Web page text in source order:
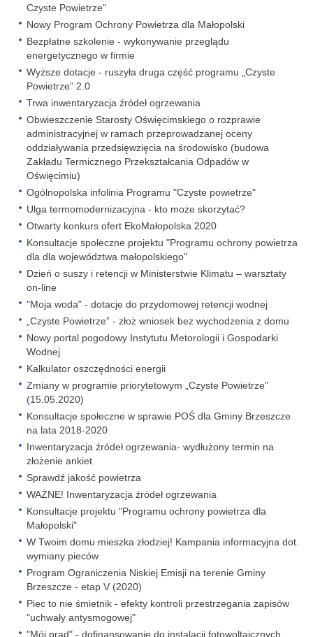
Czyste Powietrze”
Nowy Program Ochrony Powietrza dla Małopolski
Bezpłatne szkolenie - wykonywanie przeglądu
energetycznego w firmie
Wyższe dotacje - ruszyła druga część programu „Czyste
Powietrze” 2.0
Trwa inwentaryzacja źródeł ogrzewania
Obwieszczenie Starosty Oświęcimskiego o rozprawie
administracyjnej w ramach przeprowadzanej oceny
oddziaływania przedsięwzięcia na środowisko (budowa
Zakładu Termicznego Przekształcania Odpadów w
Oświęcimiu)
Ogólnopolska infolinia Programu "Czyste powietrze"
Ulga termomodernizacyjna - kto może skorzytać?
Otwarty konkurs ofert EkoMałopolska 2020
Konsultacje społeczne projektu "Programu ochrony powietrza
dla dla województwa małopolskiego"
Dzień o suszy i retencji w Ministerstwie Klimatu – warsztaty
on-line
"Moja woda" - dotacje do przydomowej retencji wodnej
„Czyste Powietrze” - złoż wniosek bez wychodzenia z domu
Nowy portal pogodowy Instytutu Metorologii i Gospodarki
Wodnej
Kalkulator oszczędności energii
Zmiany w programie priorytetowym „Czyste Powietrze”
(15.05.2020)
Konsultacje społeczne w sprawie POŚ dla Gminy Brzeszcze
na lata 2018-2020
Inwentaryzacja źródeł ogrzewania- wydłużony termin na
złożenie ankiet
Sprawdź jakość powietrza
WAŻNE! Inwentaryzacja źródeł ogrzewania
Konsultacje projektu "Programu ochrony powietrza dla
Małopolski"
W Twoim domu mieszka złodziej! Kampania informacyjna dot.
wymiany pieców
Program Ograniczenia Niskiej Emisji na terenie Gminy
Brzeszcze - etap V (2020)
Piec to nie śmietnik - efekty kontroli przestrzegania zapisów
"uchwały antysmogowej"
"Mój prąd" - dofinansowanie do instalacji fotowoltaicznych